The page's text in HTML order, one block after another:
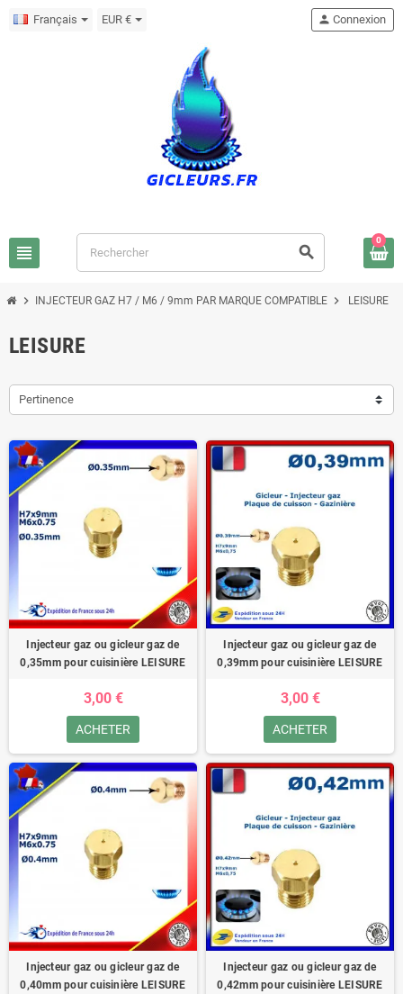
Français EUR €
view_headline search
person Connexion
0
chevron_right INJECTEUR GAZ H7 / M6 / 9mm PAR MARQUE COMPATIBLE chevron_right LEISURE
LEISURE
Pertinence
Injecteur gaz ou gicleur gaz de
0,35mm pour cuisinière LEISURE
3,00 €
ACHETER
Injecteur gaz ou gicleur gaz de
0,39mm pour cuisinière LEISURE
3,00 €
ACHETER
Injecteur gaz ou gicleur gaz de
0,40mm pour cuisinière LEISURE
Injecteur gaz ou gicleur gaz de
0,42mm pour cuisinière LEISURE